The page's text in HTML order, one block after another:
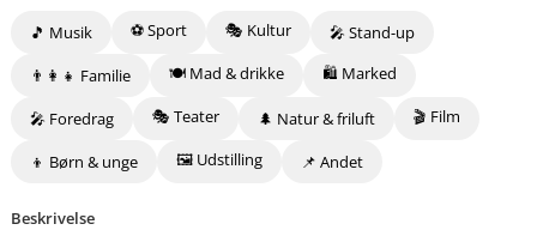
🎵 Musik ⚽ Sport 🎭 Kultur
🎤 Stand-up
👨‍👩‍👧 Familie
🍽️ Mad & drikke 🛍️ Marked
🎤 Foredrag 🎭 Teater 🌲 Natur & friluft 🎬 Film
👦 Børn & unge 🖼️ Udstilling 📌 Andet
Beskrivelse